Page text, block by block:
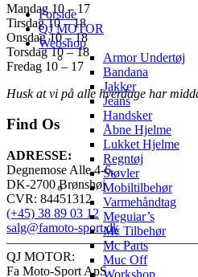
Forside
QJ MOTOR
Webshop
Armor Undertøj
Bandana
Jakker
Jeans
Handsker
Åbne Hjelme
Lukket Hjelme
Regntøj
Støvler
Mobiltilbehør
Varmehåndtag
Meguiar’s
Mc Tilbehør
Mc Parts
Muc Off
Workshop
Mandag 10 – 17
Tirsdag 10 – 18
Onsdag 10 – 18
Torsdag 10 – 18
Fredag 10 – 17
Husk at vi på alle hverdage har
Find Os
ADRESSE:
Degnemose Alle 4-6,
DK-2700 Brønshøj
CVR: 84451312
(+45) 38 89 03 12
salg@famoto-sport.dk
QJ MOTOR:
Fa Moto-Sport ApS